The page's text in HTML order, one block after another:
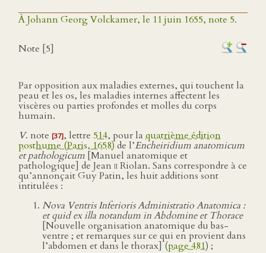
À Johann Georg Volckamer, le 11 juin 1655, note 5.
Note [5]
Par opposition aux maladies externes, qui touchent la
peau et les os, les maladies internes affectent les
viscères ou parties profondes et molles du corps
humain.
V. note [37], lettre 514, pour la quatrième édition
posthume (Paris, 1658)de l’Encheiridium anatomicum
et pathologicum [Manuel anatomique et
pathologique] de Jean iiRiolan. Sans correspondre à ce
qu’annonçait Guy Patin, les huit additions sont
intitulées :
Nova Ventris Inferioris Administratio Anatomica :
et quid ex illa notandum in Abdomine et Thorace
[Nouvelle organisation anatomique du bas-
ventre ; et remarques sur ce qui en provient dans
l’abdomen et dans le thorax] (page 481) ;